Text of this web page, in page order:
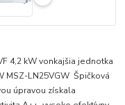
4,2 kW vonkajšia jednotka
MSZ-LN25VGW Špičková
úpravou získala